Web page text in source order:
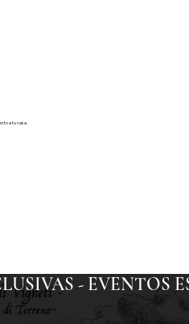
a tu casa.
- EVENTOS